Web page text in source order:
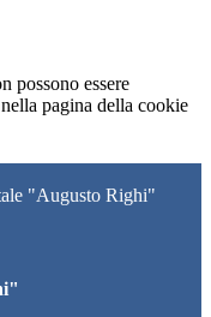
possono essere
pagina della cookie
"Augusto Righi"